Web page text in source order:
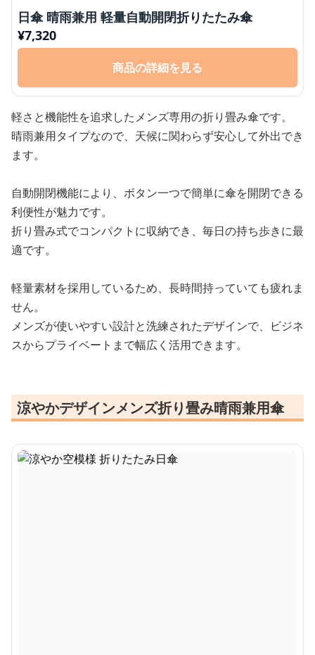
日傘 晴雨兼用 軽量自動開閉折りたたみ傘
¥7,320
商品の詳細を見る
軽さと機能性を追求したメンズ専用の折り畳み傘です。
晴雨兼用タイプなので、天候に関わらず安心して外出でき
ます。
自動開閉機能により、ボタン一つで簡単に傘を開閉できる
利便性が魅力です。
折り畳み式でコンパクトに収納でき、毎日の持ち歩きに最
適です。
軽量素材を採用しているため、長時間持っていても疲れま
せん。
メンズが使いやすい設計と洗練されたデザインで、ビジネ
スからプライベートまで幅広く活用できます。
涼やかデザインメンズ折り畳み晴雨兼用傘